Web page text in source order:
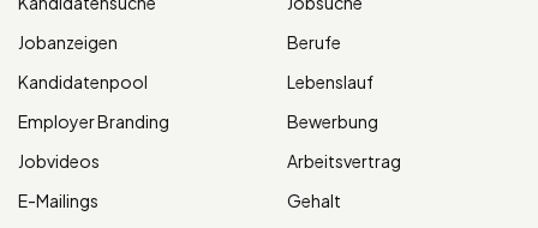
Jobanzeigen
Kandidatenpool
Employer Branding
Jobvideos
E-Mailings
Berufe
Lebenslauf
Bewerbung
Arbeitsvertrag
Gehalt